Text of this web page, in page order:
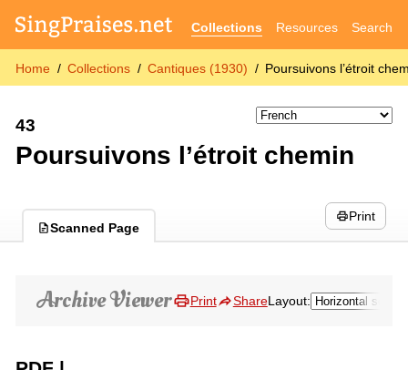
Collections Resources Search
Home Collections Cantiques (1930) Poursuivons l’étroit
43
Poursuivons l’étroit chemin
Scanned Page
Print